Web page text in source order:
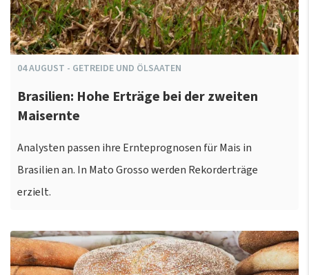
04AUGUST - GETREIDE UND ÖLSAATEN
Brasilien: Hohe Erträge bei der zweiten
Maisernte
Analysten passen ihre Ernteprognosen für Mais in
Brasilien an. In Mato Grosso werden Rekorderträge
erzielt.